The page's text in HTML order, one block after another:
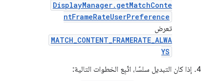
DisplayManager.getMatchConte
ntFrameRateUserPreference
تعرض
MATCH_CONTENT_FRAMERATE_ALWA
YS
إذا كان التبديل سلسًا، اتّبِع الخطوات التالية: